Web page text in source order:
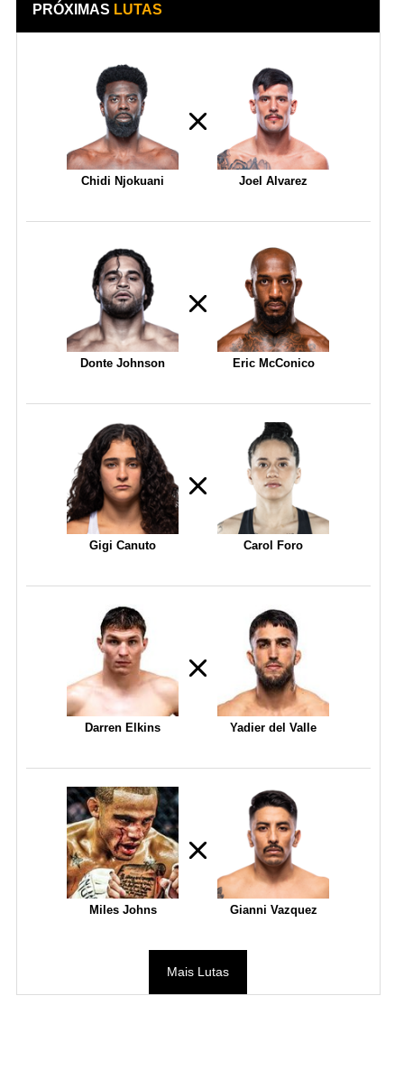
PRÓXIMAS LUTAS
Chidi Njokuani Joel Alvarez
Donte Johnson Eric McConico
Gigi Canuto Carol Foro
Darren Elkins Yadier del Valle
Miles Johns Gianni Vazquez
Mais Lutas